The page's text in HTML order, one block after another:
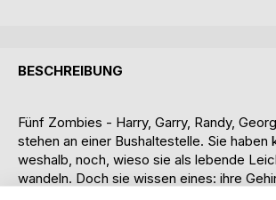
BESCHREIBUNG
Fünf Zombies - Harry, Garry, Randy,
stehen an einer Bushaltestelle. Sie haben
weshalb, noch, wieso sie als lebende
wandeln. Doch sie wissen eines: ihre